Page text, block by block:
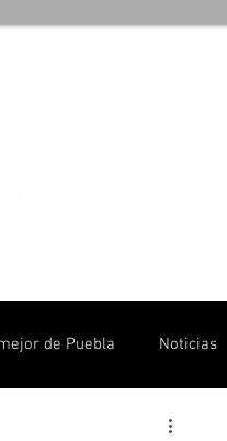
de Puebla Noticias